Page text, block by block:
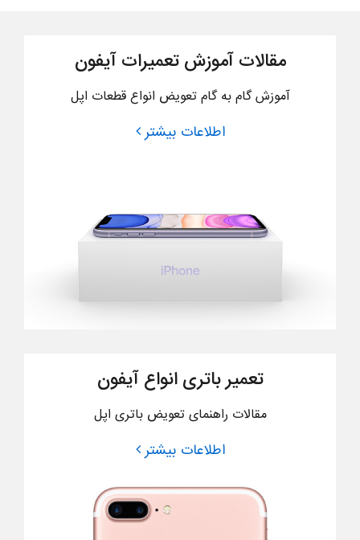
مقالات آموزش تعمیرات آیفون
آموزش گام به گام تعویض انواع قطعات اپل
اطلاعات بیشتر
تعمیر باتری انواع آیفون
مقالات راهنمای تعویض باتری اپل
اطلاعات بیشتر